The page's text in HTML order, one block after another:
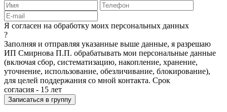
Я согласен на обработку моих персональных данных
?
Заполняя и отправляя указанные выше данные, я разрешаю
ИП Смирнова П.П. обрабатывать мои персональные данные
(включая сбор, систематизацию, накопление, хранение,
уточнение, использование, обезличивание, блокирование),
для целей поддержания со мной контакта. Срок
согласия - 15 лет